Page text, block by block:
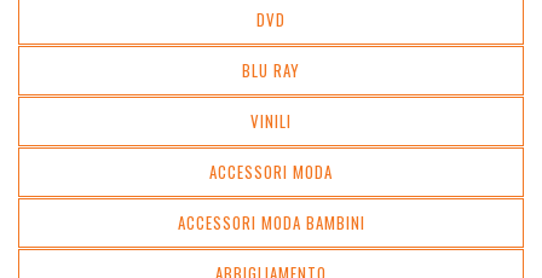
DVD
BLU RAY
VINILI
ACCESSORI MODA
ACCESSORI MODA BAMBINI
ABBIGLIAMENTO